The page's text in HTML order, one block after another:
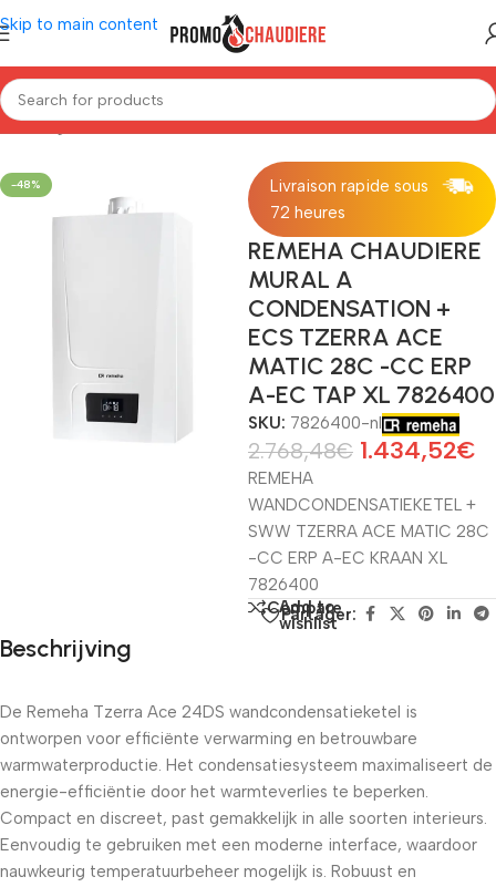
Skip to main content
Wandgasketel met condensatie en sanitair warm water Remeha
-48%
Livraison rapide sous
72 heures
REMEHA CHAUDIERE
MURAL A
CONDENSATION +
ECS TZERRA ACE
MATIC 28C -CC ERP
A-EC TAP XL 7826400
SKU: 7826400-nl
2.768,48€ 1.434,52€
REMEHA
WANDCONDENSATIEKETEL +
SWW TZERRA ACE MATIC 28C
-CC ERP A-EC KRAAN XL
7826400
Compare
Add to
wishlist
Partager:
Beschrijving
De Remeha Tzerra Ace 24DS wandcondensatieketel is
ontworpen voor efficiënte verwarming en betrouwbare
warmwaterproductie. Het condensatiesysteem maximaliseert de
energie-efficiëntie door het warmteverlies te beperken.
Compact en discreet, past gemakkelijk in alle soorten interieurs.
Eenvoudig te gebruiken met een moderne interface, waardoor
nauwkeurig temperatuurbeheer mogelijk is. Robuust en